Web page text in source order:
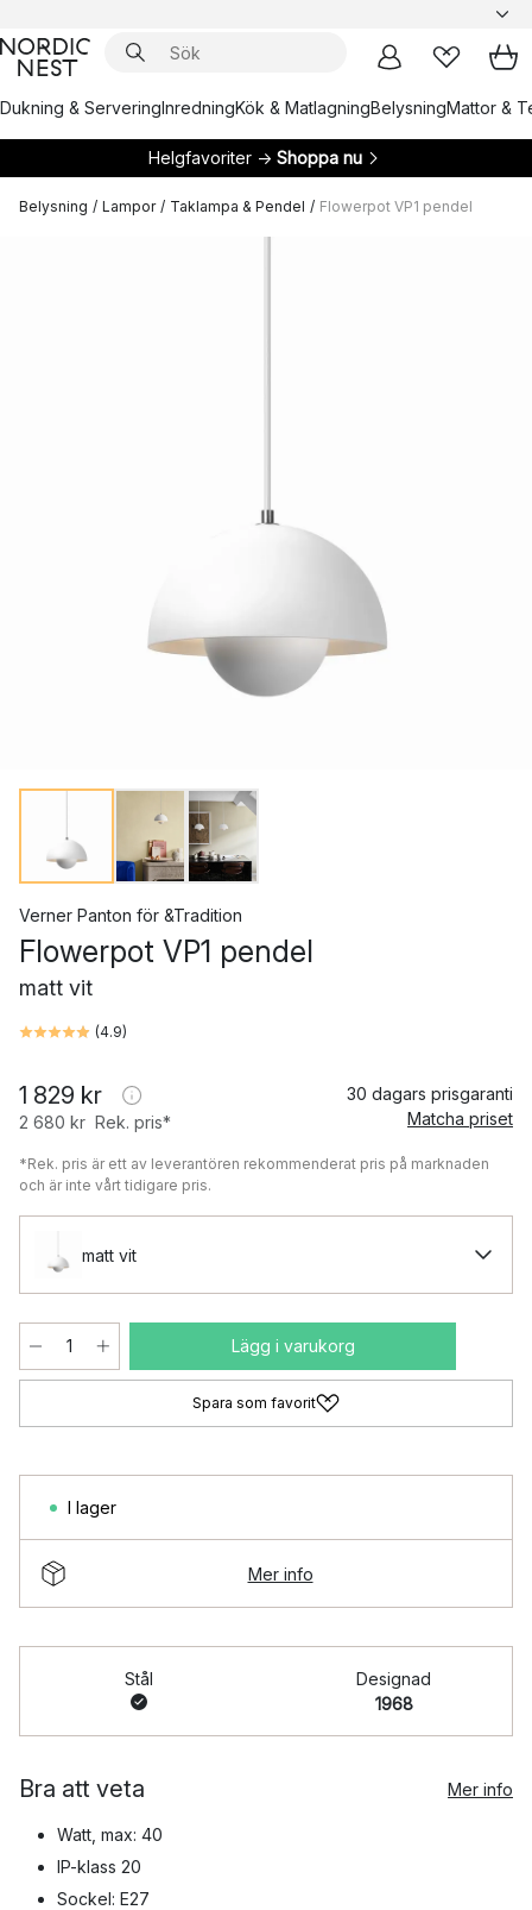
Dukning & ServeringInredningKök & MatlagningBelysningMattor &
Helgfavoriter → Shoppa nu
Belysning / Lampor / Taklampa & Pendel / Flowerpot VP1 pendel
Verner Panton för &Tradition
Flowerpot VP1 pendel
matt vit
(4.9)
1 829 kr
2 680 kr Rek. pris*
30 dagars prisgaranti
Matcha priset
*Rek. pris är ett av leverantören rekommenderat pris på marknaden
och är inte vårt tidigare pris.
matt vit
Lägg i varukorg
Spara som favorit
I lager
Mer info
Stål
Designad
1968
Bra att veta Mer info
Watt, max: 40
IP-klass 20
Sockel: E27